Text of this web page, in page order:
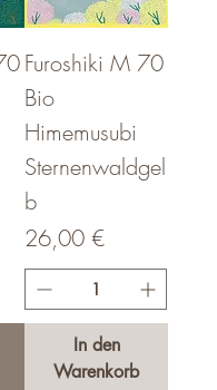
Furoshiki M 70
Bio
Himemusubi
Sternenwaldgel
b
Preis
26,00 €
In den
Warenkorb